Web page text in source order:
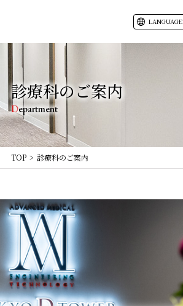
LANGUAGE
診療科のご案内
Department
TOP 診療科のご案内